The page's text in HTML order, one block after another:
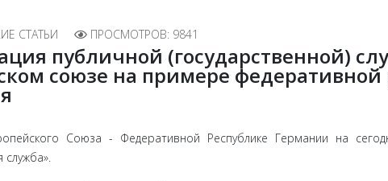
СТАТЬИ ПРОСМОТРОВ: 9841
публичной (государственной)
союзе на примере федеративной
Союза - Федера­тивной Республике Германии на
служба».